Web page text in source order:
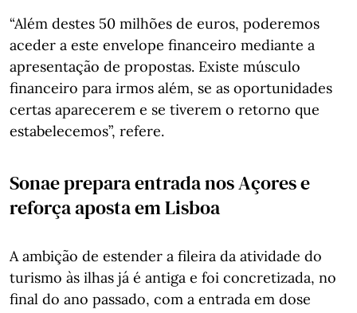
“Além destes 50 milhões de euros, poderemos
aceder a este envelope financeiro mediante a
apresentação de propostas. Existe músculo
financeiro para irmos além, se as oportunidades
certas aparecerem e se tiverem o retorno que
estabelecemos”, refere.
Sonae prepara entrada nos Açores e
reforça aposta em Lisboa
A ambição de estender a fileira da atividade do
turismo às ilhas já é antiga e foi concretizada, no
final do ano passado, com a entrada em dose